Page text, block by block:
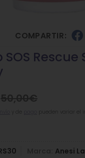
COMPARTIR:
SOS Rescue
pueden variar el
Anesi